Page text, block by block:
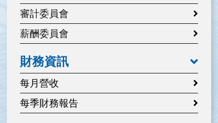
審計委員會
薪酬委員會
財務資訊
每月營收
每季財務報告